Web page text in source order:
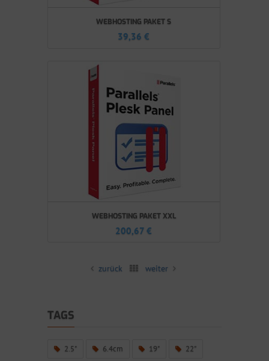
WEBHOSTING PAKET S
39,36€
WEBHOSTING PAKET XXL
200,67€
zurück weiter
TAGS
2.5" 6.4cm 19" 22"